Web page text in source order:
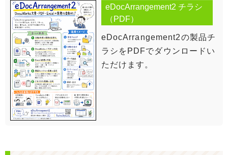
eDocArrangement2 チラシ
（PDF）
eDocArrangement2の製品チ
ラシをPDFでダウンロードい
ただけます。